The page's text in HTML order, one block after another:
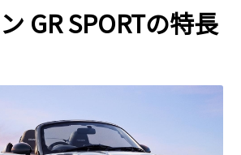
GR SPORTの特長